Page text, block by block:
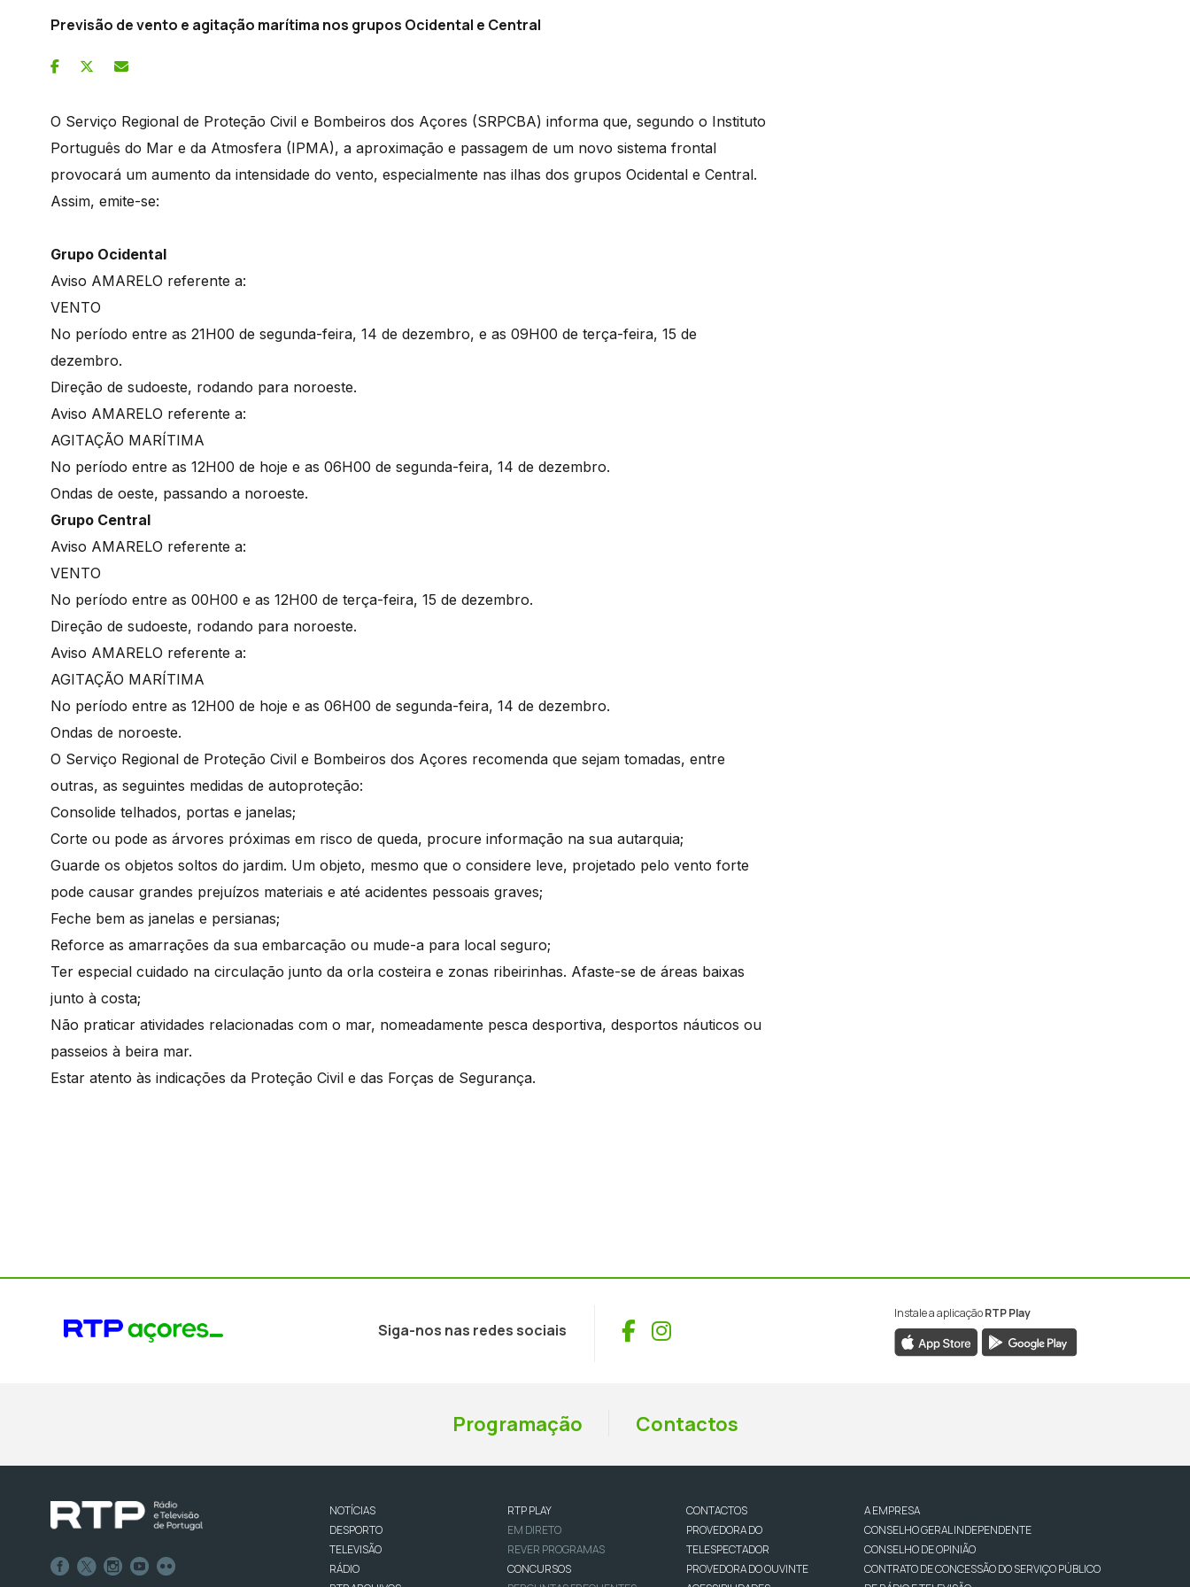
Previsão de vento e agitação marítima nos grupos Ocidental e Central
O Serviço Regional de Proteção Civil e Bombeiros dos Açores (SRPCBA) informa que, segundo o Instituto
Português do Mar e da Atmosfera (IPMA), a aproximação e passagem de um novo sistema frontal
provocará um aumento da intensidade do vento, especialmente nas ilhas dos grupos Ocidental e Central.
Assim, emite-se:
Grupo Ocidental
Aviso AMARELO referente a:
VENTO
No período entre as 21H00 de segunda-feira, 14 de dezembro, e as 09H00 de terça-feira, 15 de
dezembro.
Direção de sudoeste, rodando para noroeste.
Aviso AMARELO referente a:
AGITAÇÃO MARÍTIMA
No período entre as 12H00 de hoje e as 06H00 de segunda-feira, 14 de dezembro.
Ondas de oeste, passando a noroeste.
Grupo Central
Aviso AMARELO referente a:
VENTO
No período entre as 00H00 e as 12H00 de terça-feira, 15 de dezembro.
Direção de sudoeste, rodando para noroeste.
Aviso AMARELO referente a:
AGITAÇÃO MARÍTIMA
No período entre as 12H00 de hoje e as 06H00 de segunda-feira, 14 de dezembro.
Ondas de noroeste.
O Serviço Regional de Proteção Civil e Bombeiros dos Açores recomenda que sejam tomadas, entre
outras, as seguintes medidas de autoproteção:
Consolide telhados, portas e janelas;
Corte ou pode as árvores próximas em risco de queda, procure informação na sua autarquia;
Guarde os objetos soltos do jardim. Um objeto, mesmo que o considere leve, projetado pelo vento forte
pode causar grandes prejuízos materiais e até acidentes pessoais graves;
Feche bem as janelas e persianas;
Reforce as amarrações da sua embarcação ou mude-a para local seguro;
Ter especial cuidado na circulação junto da orla costeira e zonas ribeirinhas. Afaste-se de áreas baixas
junto à costa;
Não praticar atividades relacionadas com o mar, nomeadamente pesca desportiva, desportos náuticos ou
passeios à beira mar.
Estar atento às indicações da Proteção Civil e das Forças de Segurança.
Siga-nos nas redes sociais Facebook
Instagram
Instale a aplicaçãoRTP Play
Programação Contactos
NOTÍCIAS
DESPORTO
TELEVISÃO
RÁDIO
RTP PLAY
EM DIRETO
REVER PROGRAMAS
CONCURSOS
CONTACTOS
PROVEDORA DO
TELESPECTADOR
PROVEDORA DO OUVINTE
A EMPRESA
CONSELHO GERAL INDEPENDENTE
CONSELHO DE OPINIÃO
CONTRATO DE CONCESSÃO DO SERVIÇO PÚBLICO